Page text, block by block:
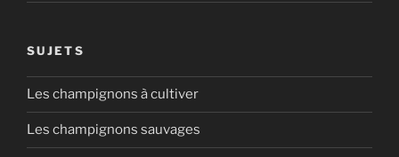
SUJETS
Les champignons à cultiver
Les champignons sauvages